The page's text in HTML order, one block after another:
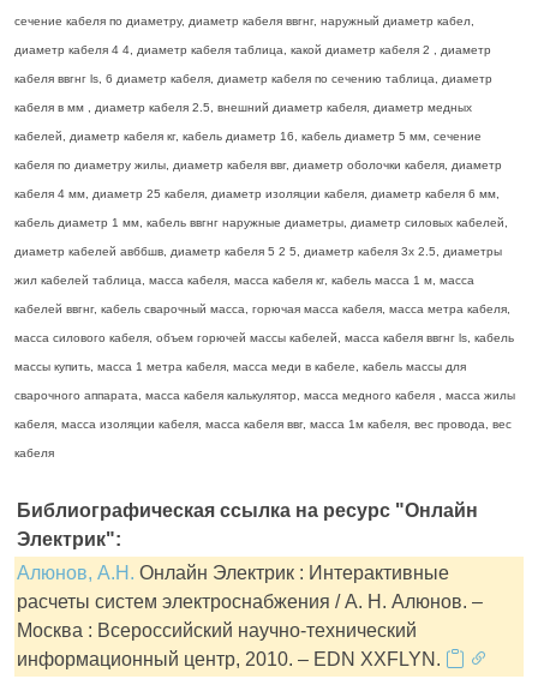
сечение кабеля по диаметру, диаметр кабеля ввгнг, наружный диаметр кабел,
диаметр кабеля 4 4, диаметр кабеля таблица, какой диаметр кабеля 2 , диаметр
кабеля ввгнг ls, 6 диаметр кабеля, диаметр кабеля по сечению таблица, диаметр
кабеля в мм , диаметр кабеля 2.5, внешний диаметр кабеля, диаметр медных
кабелей, диаметр кабеля кг, кабель диаметр 16, кабель диаметр 5 мм, сечение
кабеля по диаметру жилы, диаметр кабеля ввг, диаметр оболочки кабеля, диаметр
кабеля 4 мм, диаметр 25 кабеля, диаметр изоляции кабеля, диаметр кабеля 6 мм,
кабель диаметр 1 мм, кабель ввгнг наружные диаметры, диаметр силовых кабелей,
диаметр кабелей авббшв, диаметр кабеля 5 2 5, диаметр кабеля 3х 2.5, диаметры
жил кабелей таблица, масса кабеля, масса кабеля кг, кабель масса 1 м, масса
кабелей ввгнг, кабель сварочный масса, горючая масса кабеля, масса метра кабеля,
масса силового кабеля, объем горючей массы кабелей, масса кабеля ввгнг ls, кабель
массы купить, масса 1 метра кабеля, масса меди в кабеле, кабель массы для
сварочного аппарата, масса кабеля калькулятор, масса медного кабеля , масса жилы
кабеля, масса изоляции кабеля, масса кабеля ввг, масса 1м кабеля, вес провода, вес
кабеля
Библиографическая ссылка на ресурс "Онлайн
Электрик":
Алюнов, А.Н. Онлайн Электрик : Интерактивные
расчеты систем электроснабжения / А. Н. Алюнов. –
Москва : Всероссийский научно-технический
информационный центр, 2010. – EDN XXFLYN.